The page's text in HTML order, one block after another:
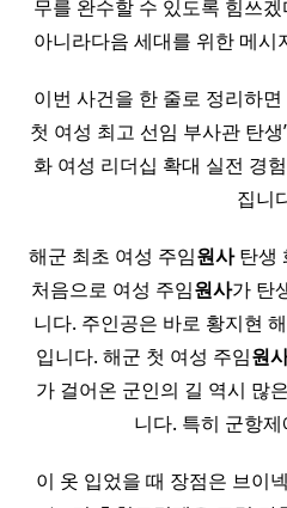
무를 완수할 수 있도록 힘쓰겠
아니라다음 세대를 위한 메시
이번 사건을 한 줄로 정리하면
첫 여성 최고 선임 부사관 탄
화 여성 리더십 확대 실전 경
집니
해군 최초 여성 주임원사탄생
처음으로 여성 주임원사가 탄
니다. 주인공은 바로 황지현
입니다. 해군 첫 여성 주임원
가 걸어온 군인의 길 역시 많
니다. 특히 군항
이 옷 입었을 때 장점은 브이